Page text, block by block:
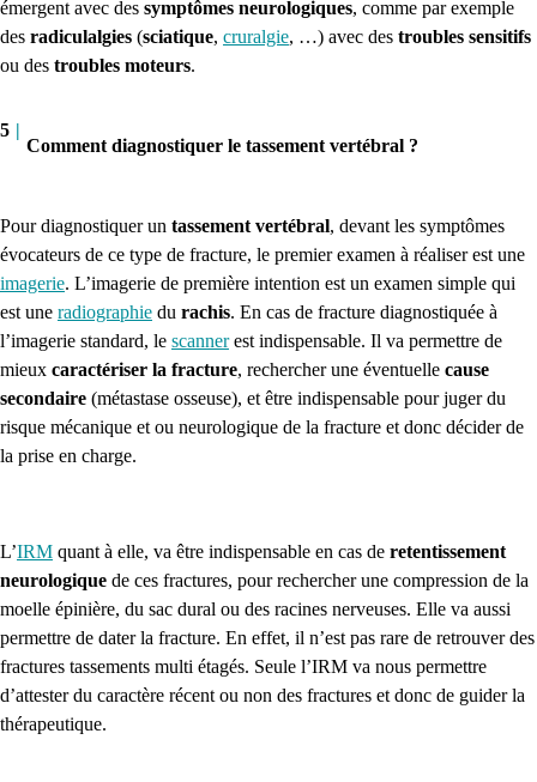
émergent avec des symptômes neurologiques, comme par exemple
des radiculalgies (sciatique, cruralgie, …) avec des troubles sensitifs
ou des troubles moteurs.
5 |
Comment diagnostiquer le tassement vertébral ?
Pour diagnostiquer un tassement vertébral, devant les symptômes
évocateurs de ce type de fracture, le premier examen à réaliser est une
imagerie. L’imagerie de première intention est un examen simple qui
est une radiographie du rachis. En cas de fracture diagnostiquée à
l’imagerie standard, le scannerest indispensable. Il va permettre de
mieux caractériser la fracture, rechercher une éventuelle cause
secondaire (métastase osseuse), et être indispensable pour juger du
risque mécanique et ou neurologique de la fracture et donc décider de
la prise en charge.
L’IRM quant à elle, va être indispensable en cas de retentissement
neurologique de ces fractures, pour rechercher une compression de la
moelle épinière, du sac dural ou des racines nerveuses. Elle va aussi
permettre de dater la fracture. En effet, il n’est pas rare de retrouver des
fractures tassements multi étagés. Seule l’IRM va nous permettre
d’attester du caractère récent ou non des fractures et donc de guider la
thérapeutique.